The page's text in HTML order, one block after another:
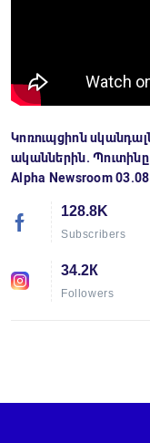
Կոռուպցիոն
ականներին.
Alpha Newsroom
128.8K
Subscribers
34.2К
Followers